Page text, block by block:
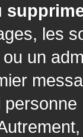
les
un